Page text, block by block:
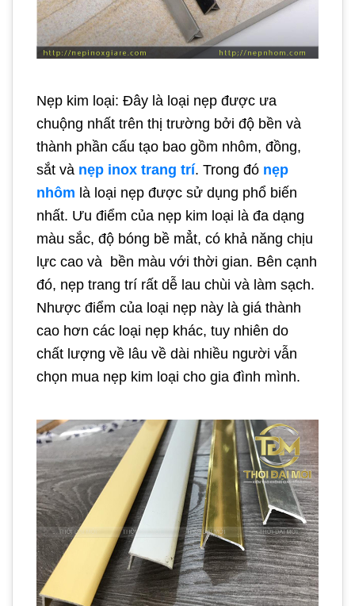
Nẹp kim loại: Đây là loại nẹp được ưa
chuộng nhất trên thị trường bởi độ bền và
thành phần cấu tạo bao gồm nhôm, đồng,
sắt và nẹp inox trang trí. Trong đó nẹp
nhôm là loại nẹp được sử dụng phổ biến
nhất. Ưu điểm của nẹp kim loại là đa dạng
màu sắc, độ bóng bề mẳt, có khả năng chịu
lực cao và bền màu với thời gian. Bên cạnh
đó, nẹp trang trí rất dễ lau chùi và làm sạch.
Nhược điểm của loại nẹp này là giá thành
cao hơn các loại nẹp khác, tuy nhiên do
chất lượng về lâu về dài nhiều người vẫn
chọn mua nẹp kim loại cho gia đình mình.